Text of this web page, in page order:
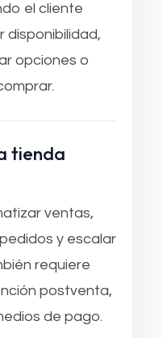
el cliente
disponibilidad,
opciones o
tienda
ventas,
y escalar
requiere
postventa,
de pago.